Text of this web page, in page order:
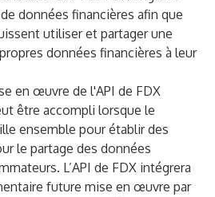
données financières afin que
utiliser et partager une
données financières à leur
en œuvre de l'API de FDX
être accompli lorsque le
ensemble pour établir des
le partage des données
L’API de FDX intégrera
future mise en œuvre par